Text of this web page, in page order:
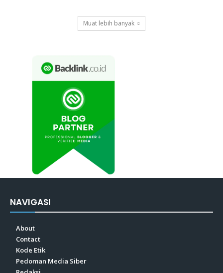
Muat lebih banyak
NAVIGASI
About
Contact
Kode Etik
Pedoman Media Siber